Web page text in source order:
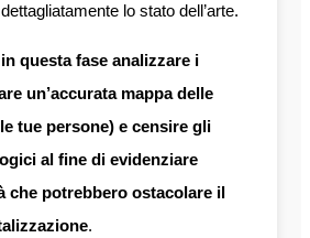
lo stato dell’arte.
questa fase analizzare i
un’accurata mappa delle
tue persone) e censire gli
al fine di evidenziare
che potrebbero ostacolare il
.